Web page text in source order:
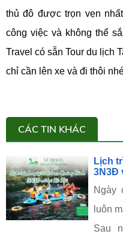
thủ đô được trọn vẹn
công việc và không thể
Travel có sẵn Tour du lịch
chỉ cần lên xe và đi thôi
CÁC TIN KHÁC
Lịch
3N3Đ
Ngày
luôn
Sau